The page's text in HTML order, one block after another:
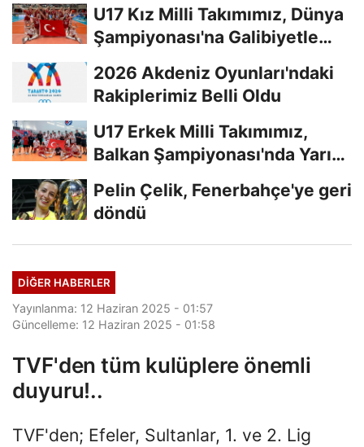
U17 Kız Milli Takımımız, Dünya
Şampiyonası'na Galibiyetle
2026 Akdeniz Oyunları'ndaki
Rakiplerimiz Belli Oldu
U17 Erkek Milli Takımımız,
Balkan Şampiyonası'nda Yarı
Pelin Çelik, Fenerbahçe'ye geri
döndü
DIĞER HABERLER
Yayınlanma: 12 Haziran 2025 - 01:57
Güncelleme: 12 Haziran 2025 - 01:58
TVF'den tüm kulüplere önemli
duyuru!..
TVF'den; Efeler, Sultanlar, 1. ve 2. Lig